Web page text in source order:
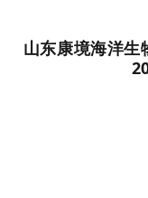
山东康境海洋生